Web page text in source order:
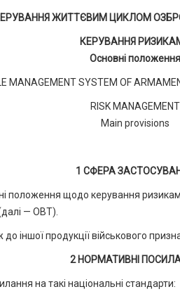
ЖИТТЄВИМ ЦИКЛОМ
КЕРУВАННЯ
Основні положення
MANAGEMENT SYSTEM OF
RISK MANAGEMENT
Main provisions
1 СФЕРА
положення щодо керування
— ОВТ).
іншої продукції військового
2 НОРМАТИВНІ
на такі національні стандарти: